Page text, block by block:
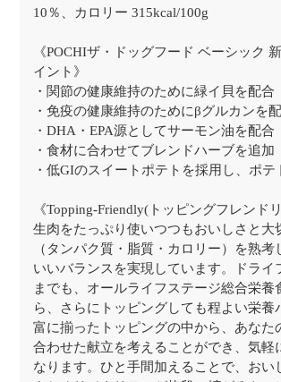
10％、カロリー 315kcal/100g
《POCHIザ・ドッグフード ベーシック
イント》
・関節の健康維持のために緑イ貝を配合
・免疫の健康維持のためにβグルカンを
・DHA・EPA源としてサーモン油を配合
・食材に合わせてブレンドハーブを追加
・低GIのスイートポテトを採用し、ポテ
《Topping-Friendly(トッピングフレンド
生肉をたっぷり使いつつもおいしさと大
（タンパク質・脂質・カロリー）を熟考
いいバランスを実現しています。ドライ
までも、オールライフステージ総合栄養
ら、さらにトッピングしても程よい栄養
富に揃ったトッピングの中から、あなた
合わせた献立を考えることができ、気軽
なります。ひと手間加えることで、おい